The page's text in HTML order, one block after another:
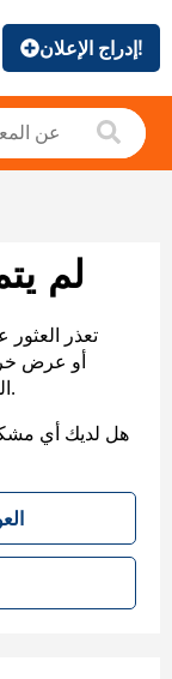
إدراج الإعلان!
لم
تعذر
الخاصة بنا لمساعدتك في العثور على ما تريد.
هل لديك أي